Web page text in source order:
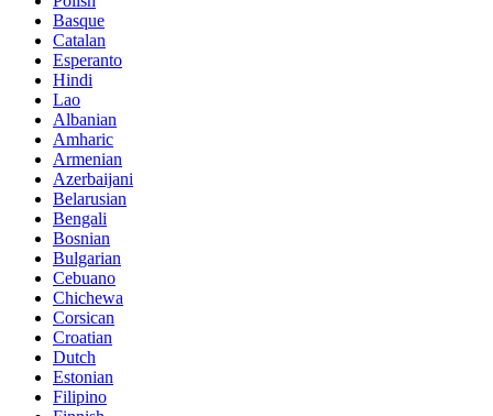
Basque
Catalan
Esperanto
Hindi
Lao
Albanian
Amharic
Armenian
Azerbaijani
Belarusian
Bengali
Bosnian
Bulgarian
Cebuano
Chichewa
Corsican
Croatian
Dutch
Estonian
Filipino